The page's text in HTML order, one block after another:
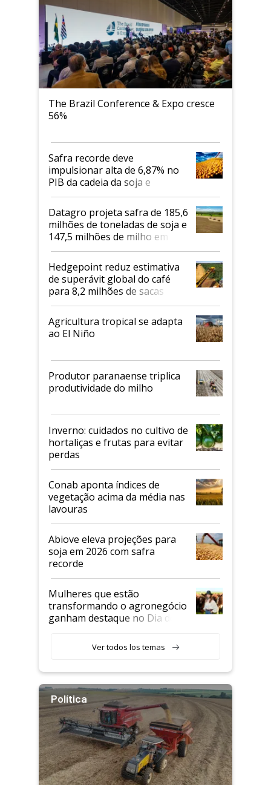
The Brazil Conference & Expo cresce
56%
Safra recorde deve
impulsionar alta de 6,87% no
PIB da cadeia da soja e
biodiesel em 2026
Datagro projeta safra de 185,6
milhões de toneladas de soja e
147,5 milhões de milho em
2026/27
Hedgepoint reduz estimativa
de superávit global do café
para 8,2 milhões de sacas
Agricultura tropical se adapta
ao El Niño
Produtor paranaense triplica
produtividade do milho
Inverno: cuidados no cultivo de
hortaliças e frutas para evitar
perdas
Conab aponta índices de
vegetação acima da média nas
lavouras
Abiove eleva projeções para
soja em 2026 com safra
recorde
Mulheres que estão
transformando o agronegócio
ganham destaque no Dia do
Ver todos los temas
Política